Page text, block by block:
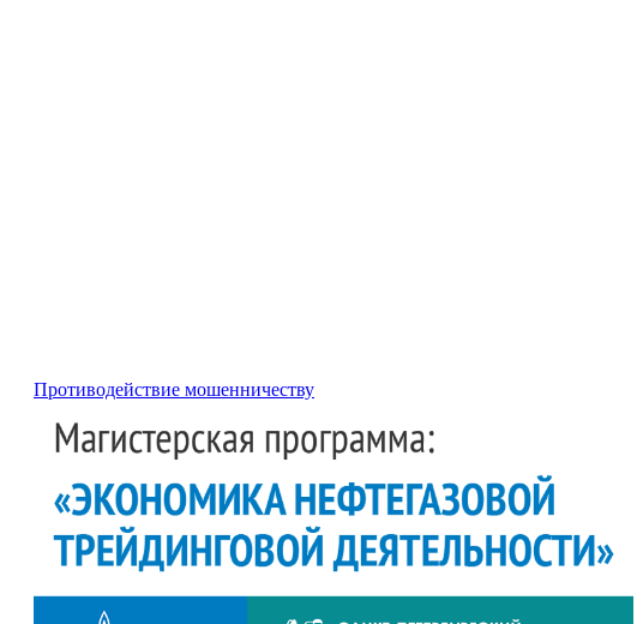
Противодействие мошенничеству